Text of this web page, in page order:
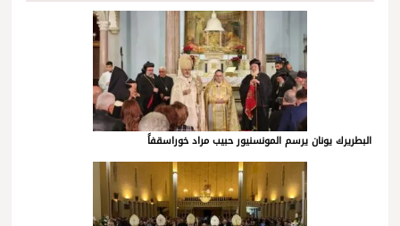
البطريرك يونان يرسم المونسنيور حبيب مراد خوراسقفاً